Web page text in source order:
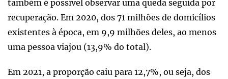
também é possível observar uma queda seguida por
recuperação. Em 2020, dos 71 milhões de domicílios
existentes à época, em 9,9 milhões deles, ao menos
uma pessoa viajou (13,9% do total).
Em 2021, a proporção caiu para 12,7%, ou seja, dos